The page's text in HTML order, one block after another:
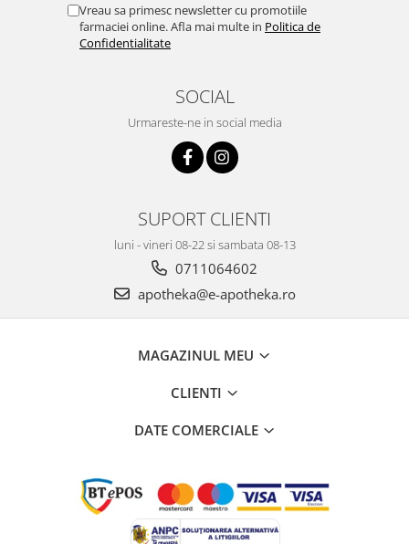
Vreau sa primesc newsletter cu promotiile
farmaciei online. Afla mai multe in Politica de
Confidentialitate
SOCIAL
Urmareste-ne in social media
SUPORT CLIENTI
luni - vineri 08-22 si sambata 08-13
0711064602
apotheka@e-apotheka.ro
MAGAZINUL MEU
CLIENTI
DATE COMERCIALE